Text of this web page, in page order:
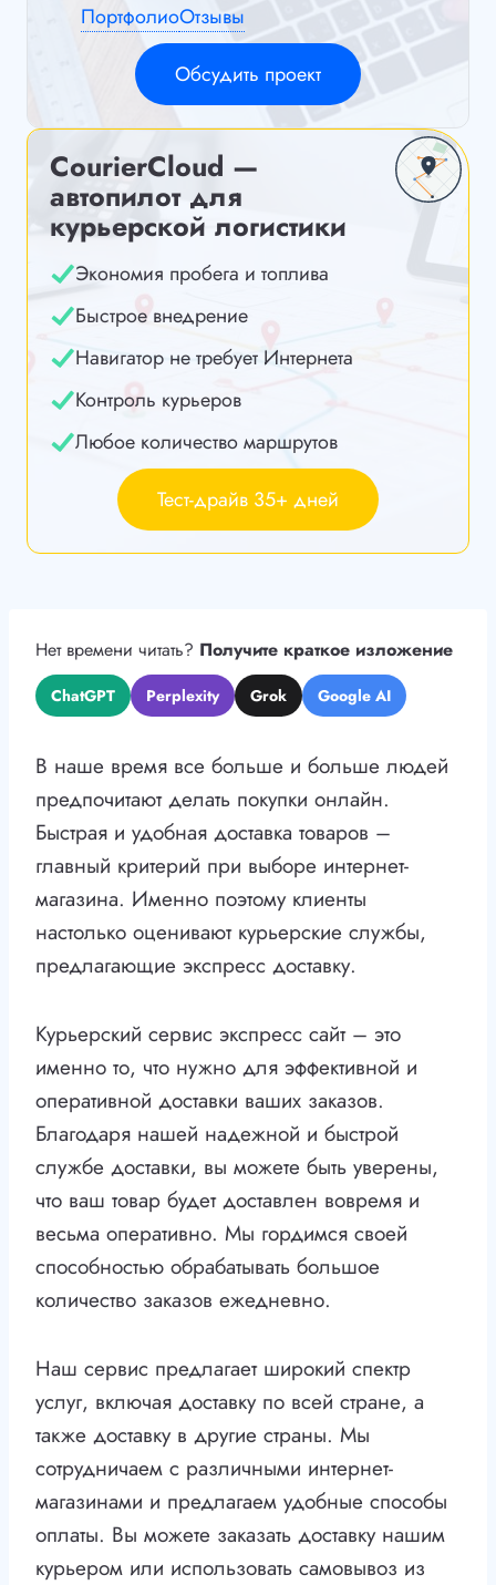
ПортфолиоОтзывы
Обсудить проект
CourierCloud —
автопилот для
курьерской логистики
Экономия пробега и топлива
Быстрое внедрение
Навигатор не требует Интернета
Контроль курьеров
Любое количество маршрутов
Тест-драйв 35+ дней
Нет времени читать? Получите краткое изложение
ChatGPT Perplexity Grok Google AI
В наше время все больше и больше людей
предпочитают делать покупки онлайн.
Быстрая и удобная доставка товаров –
главный критерий при выборе интернет-
магазина. Именно поэтому клиенты
настолько оценивают курьерские службы,
предлагающие экспресс доставку.
Курьерский сервис экспресс сайт – это
именно то, что нужно для эффективной и
оперативной доставки ваших заказов.
Благодаря нашей надежной и быстрой
службе доставки, вы можете быть уверены,
что ваш товар будет доставлен вовремя и
весьма оперативно. Мы гордимся своей
способностью обрабатывать большое
количество заказов ежедневно.
Наш сервис предлагает широкий спектр
услуг, включая доставку по всей стране, а
также доставку в другие страны. Мы
сотрудничаем с различными интернет-
магазинами и предлагаем удобные способы
оплаты. Вы можете заказать доставку нашим
курьером или использовать самовывоз из